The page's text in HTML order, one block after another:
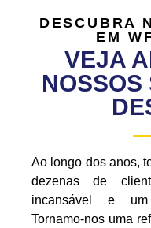
DESCUBRA
EM
VEJA
NOSSOS
Ao longo dos anos,
dezenas de
incansável e um
Tornamo-nos uma